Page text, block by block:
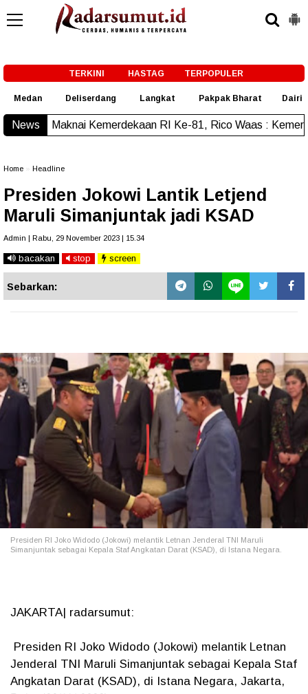
TERKINI HASTAG TERPOPULER
Medan Deliserdang Langkat Pakpak Bharat Dairi
News
Kemerdekaan RI Ke-81, Rico Waas : Kemerdekaan Harus
Home Headline
Presiden Jokowi Lantik Letjend
Maruli Simanjuntak jadi KSAD
Admin | Rabu, 29 November 2023 | 15.34
bacakan stop screen
Sebarkan:
Presiden RI Joko Widodo (Jokowi) melantik Letnan Jenderal TNI Maruli
Simanjuntak sebagai Kepala Staf Angkatan Darat (KSAD), di Istana Negara.
JAKARTA| radarsumut:
Presiden RI Joko Widodo (Jokowi) melantik Letnan
Jenderal TNI Maruli Simanjuntak sebagai Kepala Staf
Angkatan Darat (KSAD), di Istana Negara, Jakarta,